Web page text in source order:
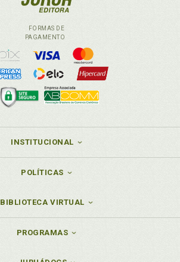
FORMAS DE
PAGAMENTO
INSTITUCIONAL
POLÍTICAS
BIBLIOTECA VIRTUAL
PROGRAMAS